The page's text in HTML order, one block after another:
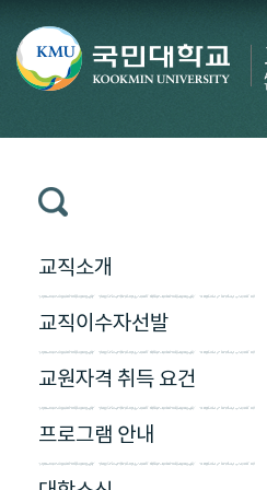
교직소개
교직이수자선발
교원자격 취득 요건
프로그램 안내